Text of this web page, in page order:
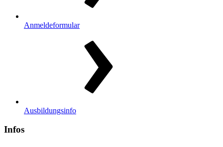
Anmeldeformular
Ausbildungsinfo
Infos